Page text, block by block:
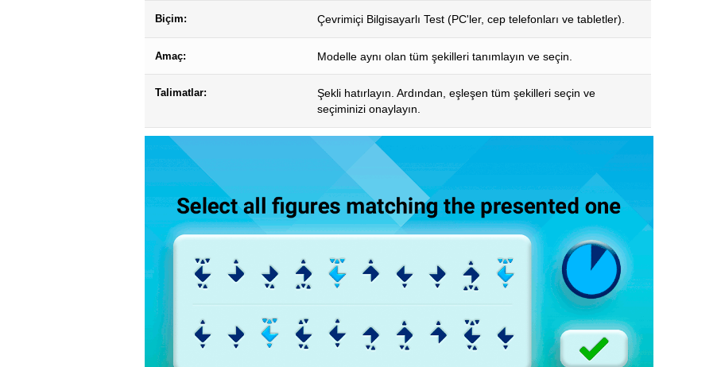
Biçim: Çevrimiçi Bilgisayarlı Test (PC'ler, cep telefonları ve tabletler).
Amaç: Modelle aynı olan tüm şekilleri tanımlayın ve seçin.
Talimatlar:
Şekli hatırlayın. Ardından, eşleşen tüm şekilleri seçin ve
seçiminizi onaylayın.